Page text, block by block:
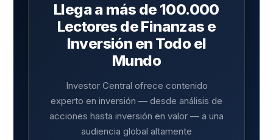
Llega a más de 100.000
Lectores de Finanzas e
Inversión en Todo el
Mundo
Investor Central ofrece contenido
experto en inversión — desde análisis de
acciones hasta inversión en valor — a una
audiencia global altamente